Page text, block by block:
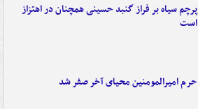
پرچم سیاه بر فراز گنبد حسینی همچنان در اهتزاز
است
حرم امیرالمومنین محیای آخر صفر شد